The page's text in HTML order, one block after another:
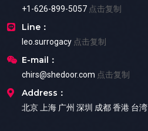
+1-626-899-5057 点击复制
Line：
leo.surrogacy 点击复制
E-mail：
chirs@shedoor.com 点击复制
Address：
北京 上海 广州 深圳 成都 香港 台湾